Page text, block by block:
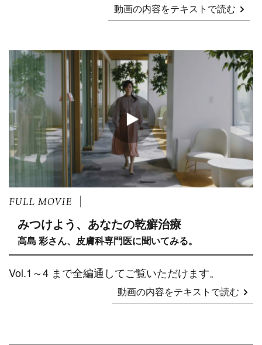
動画の内容をテキストで読む
みつけよう、あなたの乾癬治療
高島 彩さん、皮膚科専門医に聞いてみる。
Vol.1～4 まで全編通してご覧いただけます。
動画の内容をテキストで読む